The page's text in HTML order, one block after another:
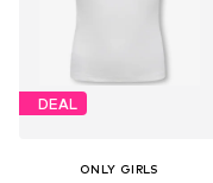
DEAL
ONLY GIRLS